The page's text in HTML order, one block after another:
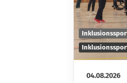
04.08.2026